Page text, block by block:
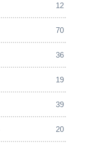
12
70
36
19
39
20